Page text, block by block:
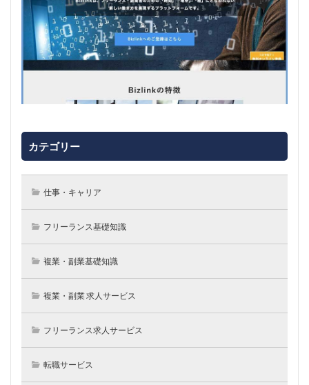
カテゴリー
仕事・キャリア
フリーランス基礎知識
複業・副業基礎知識
複業・副業 求人サービス
フリーランス求人サービス
転職サービス